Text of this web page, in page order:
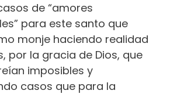
de “amores
para este santo que
monje haciendo realidad
por la gracia de Dios, que
imposibles y
casos que para la